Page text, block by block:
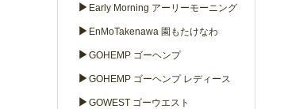
▶ Early Morning アーリーモーニング
▶ EnMoTakenawa 園もたけなわ
▶ GOHEMP ゴーヘンプ
▶ GOHEMP ゴーヘンプ レディース
▶ GOWEST ゴーウエスト